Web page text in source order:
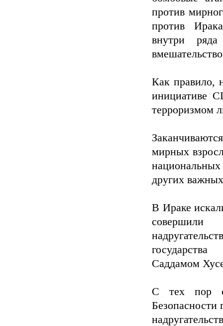
против
против
внутри
Как правило,
инициативе
терроризмом
мирных
других
В Ираке
совершили
государства
Саддамом
С тех пор с
Безопасности